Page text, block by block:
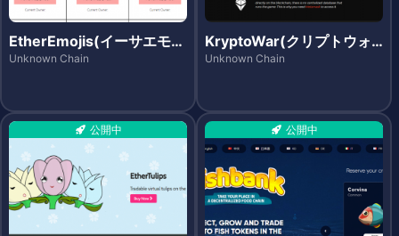
EtherEmojis(イーサエモジ
ズ)
Unknown Chain
KryptoWar(クリプトウォ
ー)
Unknown Chain
公開中 公開中